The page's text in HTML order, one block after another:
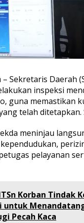
Sekretaris Daerah
inspeksi
guna memastikan
telah ditetapkan.
meninjau
pelayanan
Korban Tindak
Pecah Kaca